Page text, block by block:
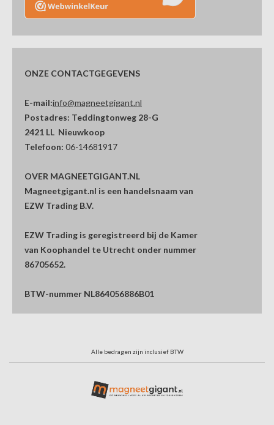
ONZE CONTACTGEGEVENS
E-mail:info@magneetgigant.nl
Postadres: Teddingtonweg 28-G
2421 LL Nieuwkoop
Telefoon: 06-14681917
OVER MAGNEETGIGANT.NL
Magneetgigant.nl is een handelsnaam van
EZW Trading B.V.
EZW Trading is geregistreerd bij de Kamer
van Koophandel te Utrecht onder nummer
86705652.
BTW-nummer NL864056886B01
Alle bedragen zijn inclusief BTW